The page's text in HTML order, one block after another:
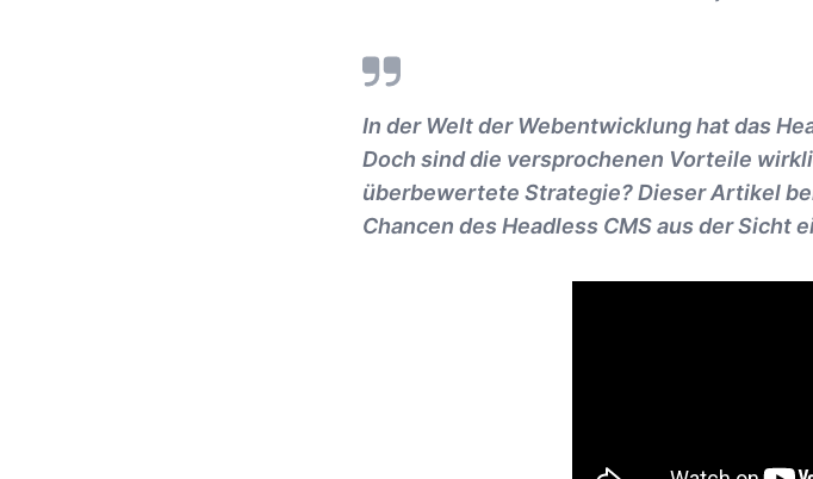
In der Welt der Webentwicklung hat das
Doch sind die versprochenen Vorteile
überbewertete Strategie? Dieser Artikel
Chancen des Headless CMS aus der Sicht